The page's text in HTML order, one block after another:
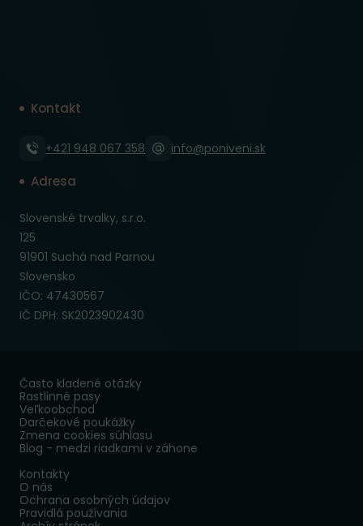
Kontakt
+421 948 067 358 info@poniveni.sk
Adresa
Slovenské trvalky, s.r.o.
125
91901 Suchá nad Parnou
Slovensko
IČO: 47430567
IČ DPH: SK2023902430
Často kladené otázky
Rastlinné pasy
Veľkoobchod
Darčekové poukážky
Zmena cookies súhlasu
Blog - medzi riadkami v záhone
Kontakty
O nás
Ochrana osobných údajov
Pravidlá používania